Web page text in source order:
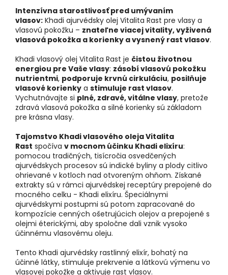
Intenzívna starostlivosť pred umývaním
vlasov: Khadi ajurvédsky olej Vitalita Rast pre vlasy a
vlasovú pokožku – znateľne viacej vitality, vyživená
vlasová pokožka a korienky a vysnený rast vlasov.
Khadi vlasový olej Vitalita Rast je čistou životnou
energiou pre Vaše vlasy: zásobí vlasovú pokožku
nutrientmi, podporuje krvnú cirkuláciu, posilňuje
vlasové korienky a stimuluje rast vlasov.
Vychutnávajte si plné, zdravé, vitálne vlasy, pretože
zdravá vlasová pokožka a silné korienky sú základom
pre krásna vlasy.
Tajomstvo Khadi vlasového oleja Vitalita
Rast spočíva v mocnom účinku Khadi elixíru:
pomocou tradičných, tisícročia osvedčených
ajurvédskych procesov sú indické byliny a plody citlivo
ohrievané v kotloch nad otvoreným ohňom. Získané
extrakty sú v rámci ajurvédskej receptúry prepojené do
mocného celku - Khadi elixíru. Špeciálnymi
ajurvédskymi postupmi sú potom zapracované do
kompozície cenných ošetrujúcich olejov a prepojené s
olejmi éterickými, aby spoločne dali vznik vysoko
účinnému vlasovému oleju.
Tento Khadi ajurvédsky rastlinný elixír, bohatý na
účinné látky, stimuluje prekrvenie a látkovú výmenu vo
vlasovej pokožke a aktivuje rast vlasov.